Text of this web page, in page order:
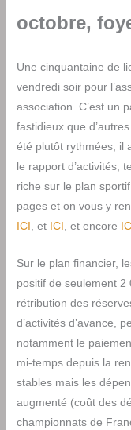
octobre,
Une cinquantaine de
vendredi soir pour
association. C’est un
fastidieux que
été plutôt rythmées, il
le rapport d’activités,
riche sur le plan
pages et on vous y
ICI , et ICI , et encore ICI
Sur le plan financier,
positif de seulement
rétribution des
d’activités d’avance,
notamment le
mi-temps depuis la
stables mais les
augmenté (coût des
championnats de